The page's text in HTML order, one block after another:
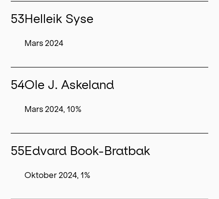
53Helleik Syse
Mars 2024
54Ole J. Askeland
Mars 2024, 10%
55Edvard Book-Bratbak
Oktober 2024, 1%